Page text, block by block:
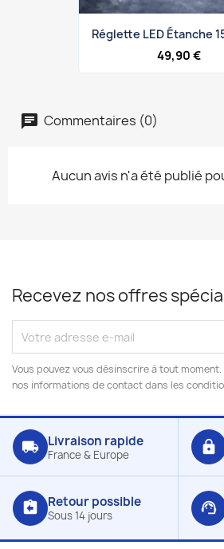
Réglette LED Étanche
49,90 €
Commentaires (0)
Aucun avis n'a été publié
Recevez nos offres
Vous pouvez vous désinscrire à tout
nos informations de contact dans les
local_shipping Livraison rapide
France & Europe lock
assignment_return Retour possible
Sous 14 jours support_agent